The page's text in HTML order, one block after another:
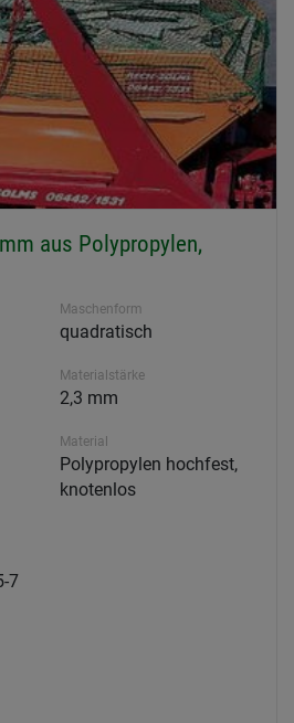
aus Polypropylen,
Maschenform
quadratisch
Materialstärke
2,3 mm
Material
Polypropylen hochfest,
knotenlos
7